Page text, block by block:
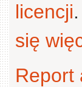
licencji
się
Report